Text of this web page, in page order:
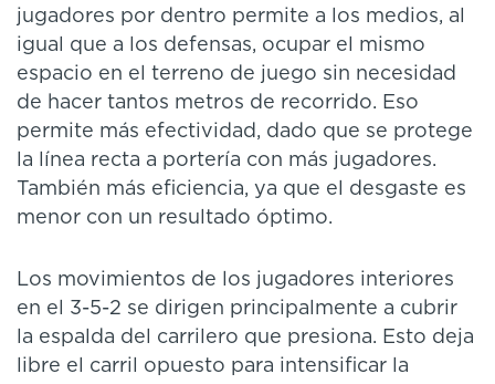
jugadores por dentro permite a los medios, al
igual que a los defensas, ocupar el mismo
espacio en el terreno de juego sin necesidad
de hacer tantos metros de recorrido. Eso
permite más efectividad, dado que se protege
la línea recta a portería con más jugadores.
También más eficiencia, ya que el desgaste es
menor con un resultado óptimo.
Los movimientos de los jugadores interiores
en el 3-5-2 se dirigen principalmente a cubrir
la espalda del carrilero que presiona. Esto deja
libre el carril opuesto para intensificar la